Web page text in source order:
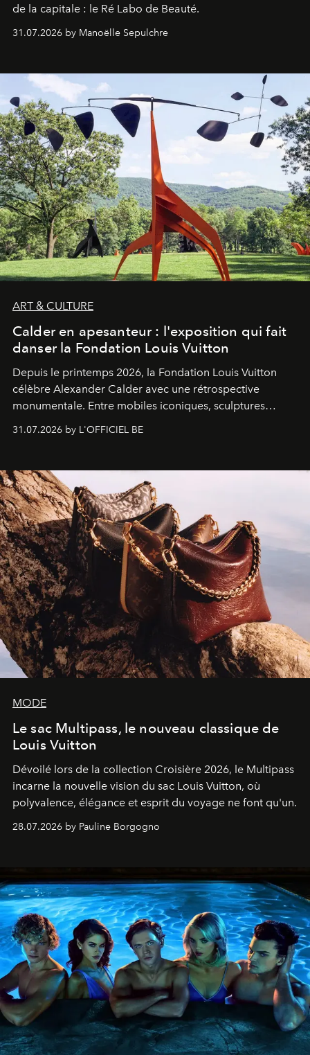
de la capitale : le Ré Labo de Beauté.
31.07.2026 by Manoëlle Sepulchre
ART & CULTURE
Calder en apesanteur : l'exposition qui fait
danser la Fondation Louis Vuitton
Depuis le printemps 2026, la Fondation Louis Vuitton
célèbre Alexander Calder avec une rétrospective
monumentale. Entre mobiles iconiques, sculptures
américain investit les espaces imaginés par Frank Gehry
sculpture.
31.07.2026 by L'OFFICIEL BE
MODE
Le sac Multipass, le nouveau classique de
Louis Vuitton
Dévoilé lors de la collection Croisière 2026, le Multipass
incarne la nouvelle vision du sac Louis Vuitton, où
polyvalence, élégance et esprit du voyage ne font qu'un.
28.07.2026 by Pauline Borgogno